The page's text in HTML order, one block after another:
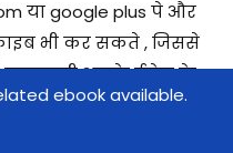
ebook available.
या google plus पे और
भी कर सकते , जिससे
जानकारी आपके ईमेल के
ebook available.